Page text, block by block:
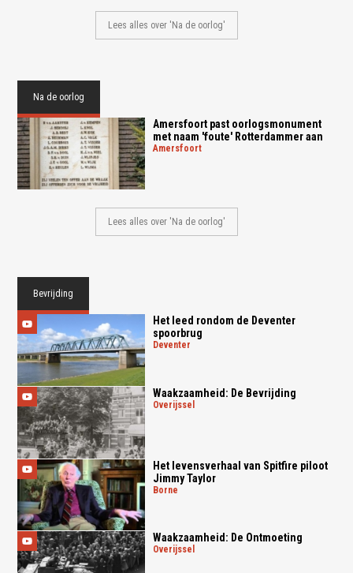
Lees alles over 'Na de oorlog'
Na de oorlog
Amersfoort past oorlogsmonument
met naam 'foute' Rotterdammer aan
amersfoort
Lees alles over 'Na de oorlog'
Bevrijding
Het leed rondom de Deventer
spoorbrug
deventer
Waakzaamheid: De Bevrijding
overijssel
Het levensverhaal van Spitfire piloot
Jimmy Taylor
borne
Waakzaamheid: De Ontmoeting
overijssel